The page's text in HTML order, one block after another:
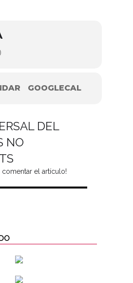
GOOGLECAL
DEL
NO
comentar el artículo!